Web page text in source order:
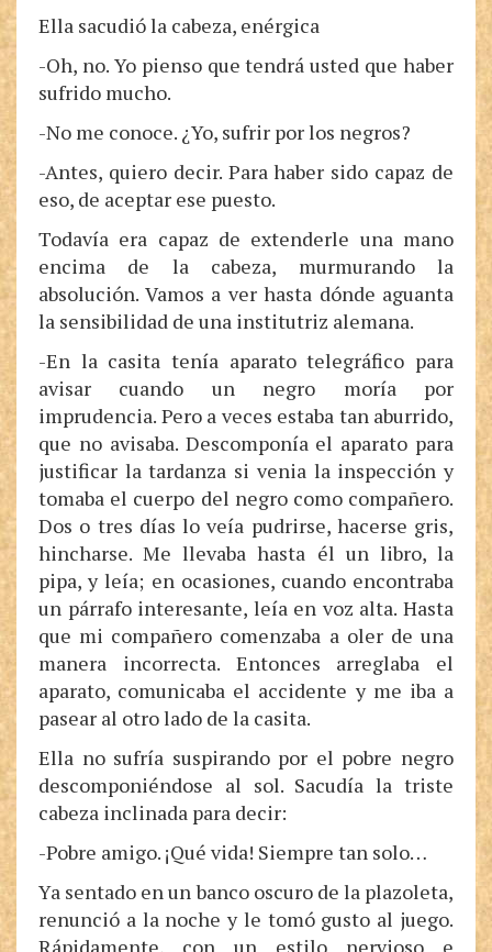
Ella sacudió la cabeza, enérgica
-Oh, no. Yo pienso que tendrá usted que haber
sufrido mucho.
-No me conoce. ¿Yo, sufrir por los negros?
-Antes, quiero decir. Para haber sido capaz de
eso, de aceptar ese puesto.
Todavía era capaz de extenderle una mano
encima de la cabeza, murmurando la
absolución. Vamos a ver hasta dónde aguanta
la sensibilidad de una institutriz alemana.
-En la casita tenía aparato telegráfico para
avisar cuando un negro moría por
imprudencia. Pero a veces estaba tan aburrido,
que no avisaba. Descomponía el aparato para
justificar la tardanza si venia la inspección y
tomaba el cuerpo del negro como compañero.
Dos o tres días lo veía pudrirse, hacerse gris,
hincharse. Me llevaba hasta él un libro, la
pipa, y leía; en ocasiones, cuando encontraba
un párrafo interesante, leía en voz alta. Hasta
que mi compañero comenzaba a oler de una
manera incorrecta. Entonces arreglaba el
aparato, comunicaba el accidente y me iba a
pasear al otro lado de la casita.
Ella no sufría suspirando por el pobre negro
descomponiéndose al sol. Sacudía la triste
cabeza inclinada para decir:
-Pobre amigo. ¡Qué vida! Siempre tan solo…
Ya sentado en un banco oscuro de la plazoleta,
renunció a la noche y le tomó gusto al juego.
Rápidamente, con un estilo nervioso e